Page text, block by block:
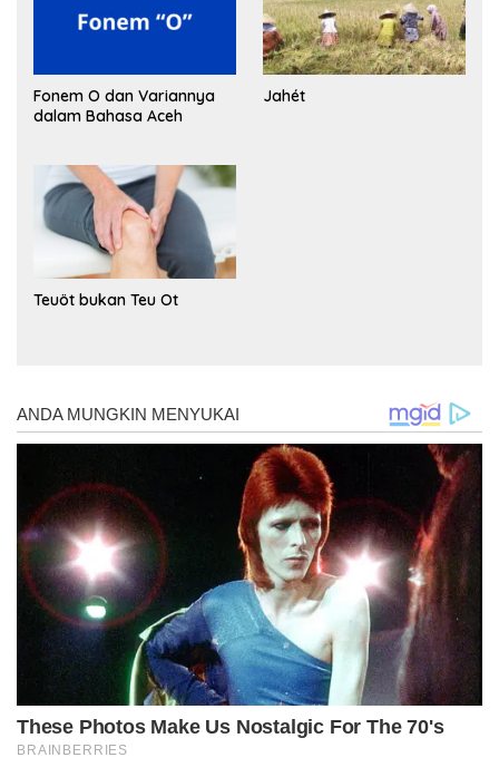
Fonem O dan Variannya
dalam Bahasa Aceh
Jahét
Teuöt bukan Teu Ot